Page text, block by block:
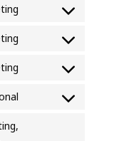
analytics
Consent
Consent
Consent
Consent